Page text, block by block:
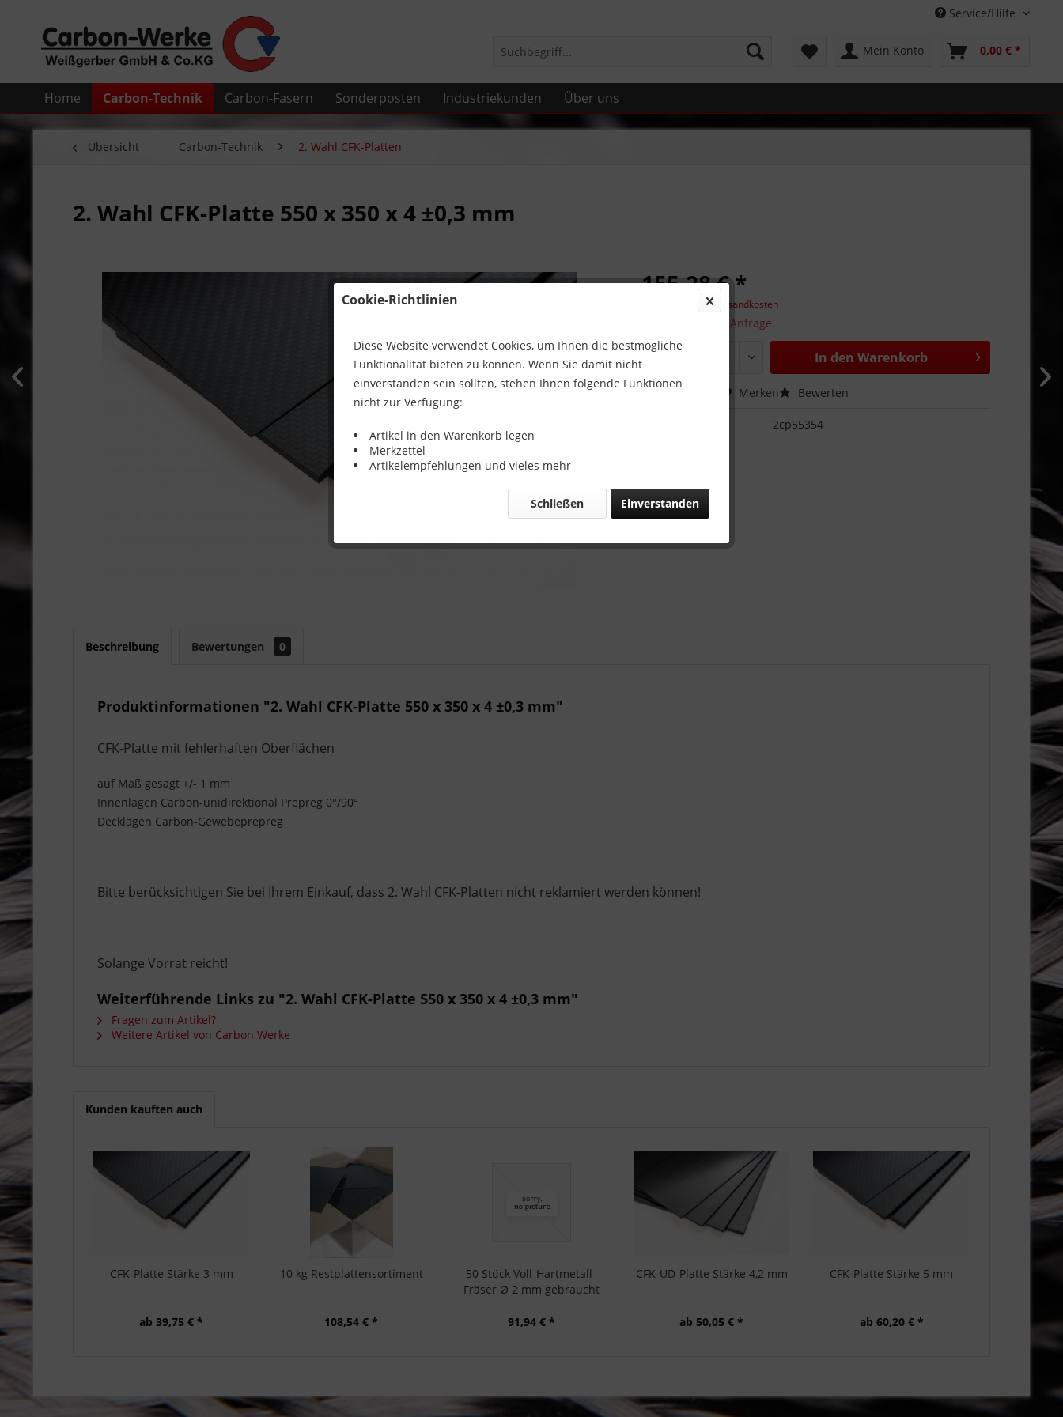
Service/Hilfe
Mein Konto 0,00 € *
Home Carbon-Technik Carbon-Fasern Sonderposten Industriekunden Über uns
Übersicht Carbon-Technik 2. Wahl CFK-Platten
2. Wahl CFK-Platte 550 x 350 x 4 ±0,3 mm
155,28 € *
zzgl. Versandkosten
Lieferung auf Anfrage
In den Warenkorb
Vergleichen Merken Bewerten
2cp55354
Beschreibung Bewertungen 0
Produktinformationen "2. Wahl CFK-Platte 550 x 350 x 4 ±0,3 mm"
CFK-Platte mit fehlerhaften Oberflächen
auf Maß gesägt +/- 1 mm
Innenlagen Carbon-unidirektional Prepreg 0°/90°
Decklagen Carbon-Gewebeprepreg
Bitte berücksichtigen Sie bei Ihrem Einkauf, dass 2. Wahl CFK-Platten nicht reklamiert werden können!
Solange Vorrat reicht!
Weiterführende Links zu "2. Wahl CFK-Platte 550 x 350 x 4 ±0,3 mm"
Fragen zum Artikel?
Weitere Artikel von Carbon Werke
Kunden kauften auch
CFK-Platte Stärke 3 mm
ab 39,75 € *
10 kg Restplattensortiment
108,54 € *
50 Stück Voll-Hartmetall-
Fräser Ø 2 mm gebraucht
91,94 € *
CFK-UD-Platte Stärke 4,2 mm
ab 50,05 € *
CFK-Platte Stärke 5 mm
ab 60,20 € *
Cookie-Richtlinien
Diese Website verwendet Cookies, um Ihnen die bestmögliche
Funktionalität bieten zu können. Wenn Sie damit nicht
einverstanden sein sollten, stehen Ihnen folgende Funktionen
nicht zur Verfügung:
Artikel in den Warenkorb legen
Merkzettel
Artikelempfehlungen und vieles mehr
Einverstanden
Schließen